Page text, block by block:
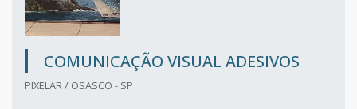
COMUNICAÇÃO VISUAL ADESIVOS
PIXELAR / OSASCO - SP